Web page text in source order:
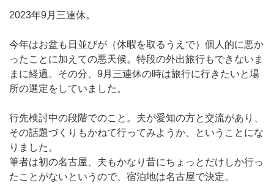
2023年9月三連休。
今年はお盆も日並びが（休暇を取るうえで）個人的に悪か
ったことに加えての悪天候。特段の外出旅行もできないま
まに経過。その分、9月三連休の時は旅行に行きたいと場
所の選定をしていました。
行先検討中の段階でのこと。夫が愛知の方と交流があり、
その話題づくりもかねて行ってみようか、ということにな
りました。
筆者は初の名古屋、夫もかなり昔にちょっとだけしか行っ
たことがないというので、宿泊地は名古屋で決定。